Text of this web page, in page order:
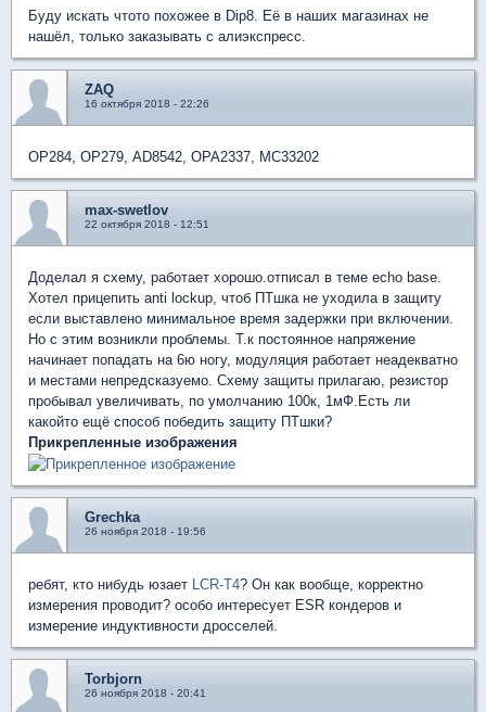
Буду искать чтото похожее в Dip8. Её в наших магазинах не
нашёл, только заказывать с алиэкспресс.
ZAQ
16 октября 2018 - 22:26
OP284, OP279, AD8542, OPA2337, MC33202
max-swetlov
22 октября 2018 - 12:51
Доделал я схему, работает хорошо.отписал в теме echo base.
Хотел прицепить anti lockup, чтоб ПТшка не уходила в защиту
если выставлено минимальное время задержки при включении.
Но с этим возникли проблемы. Т.к постоянное напряжение
начинает попадать на 6ю ногу, модуляция работает неадекватно
и местами непредсказуемо. Схему защиты прилагаю, резистор
пробывал увеличивать, по умолчанию 100к, 1мФ.Есть ли
какойто ещё способ победить защиту ПТшки?
Прикрепленные изображения
Grechka
26 ноября 2018 - 19:56
ребят, кто нибудь юзает LCR-T4? Он как вообще, корректно
измерения проводит? особо интересует ESR кондеров и
измерение индуктивности дросселей.
Torbjorn
26 ноября 2018 - 20:41